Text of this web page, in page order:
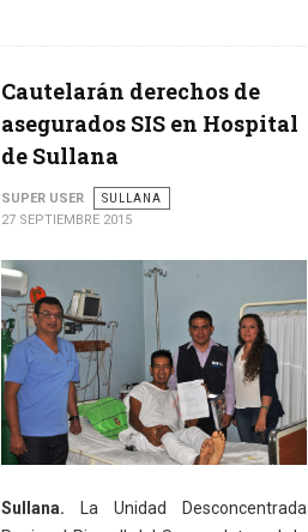
Cautelarán derechos de
asegurados SIS en Hospital
de Sullana
SUPER USER
SULLANA
27 SEPTIEMBRE 2015
Sullana. La Unidad Desconcentrada